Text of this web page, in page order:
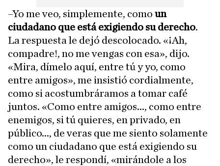
–Yo me veo, simplemente, como un
ciudadano que está exigiendo su derecho.
La respuesta le dejó descolocado. «¡Ah,
compadre!, no me vengas con esa», dijo.
«Mira, dímelo aquí, entre tú y yo, como
entre amigos», me insistió cordialmente,
como si acostumbráramos a tomar café
juntos. «Como entre amigos..., como entre
enemigos, si tú quieres, en privado, en
público..., de veras que me siento solamente
como un ciudadano que está exigiendo su
derecho», le respondí, «mirándole a los